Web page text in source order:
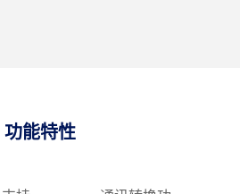
功能特性